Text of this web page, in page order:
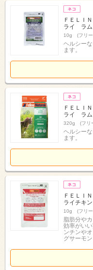
ＦＥＬＩ
ライ ラム
10g (フリー
ヘルシー
ます。
ＦＥＬＩ
ライ ラム
320g (フリ
ヘルシー
ます。
ＦＥＬＩ
ライチキ
10g (フリー
脂肪分や
効率がい
ンチンや
グサーモ